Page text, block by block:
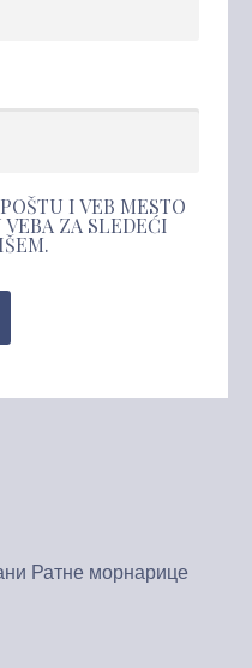
I VEB MESTO
ZA SLEDEĆI
Ратне морнарице